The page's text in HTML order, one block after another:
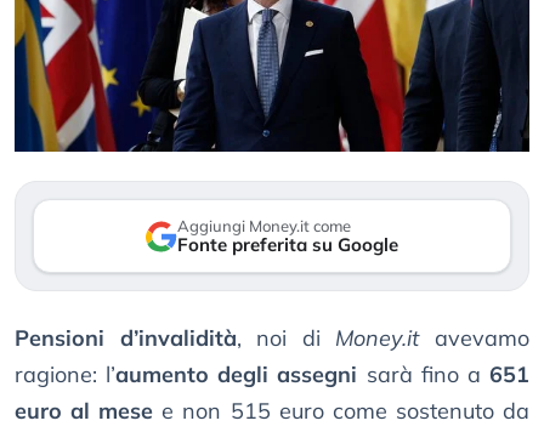
Aggiungi Money.it come
Fonte preferita su Google
Pensioni d’invalidità, noi di Money.itavevamo
ragione: l’aumento degli assegni sarà fino a651
euro al mese e non 515 euro come sostenuto da